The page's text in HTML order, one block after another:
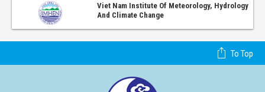
Viet Nam Institute Of Meteorology, Hydrology
And Climate Change
To Top